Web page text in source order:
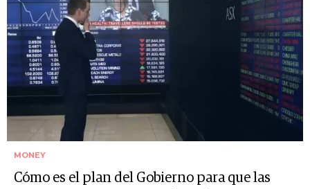
MONEY
Cómo es el plan del Gobierno para que las